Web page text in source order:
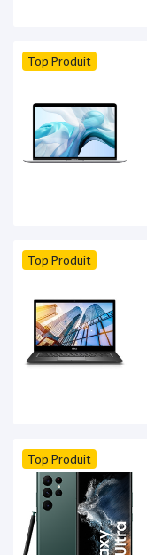
Top Produit
Top Produit
Top Produit